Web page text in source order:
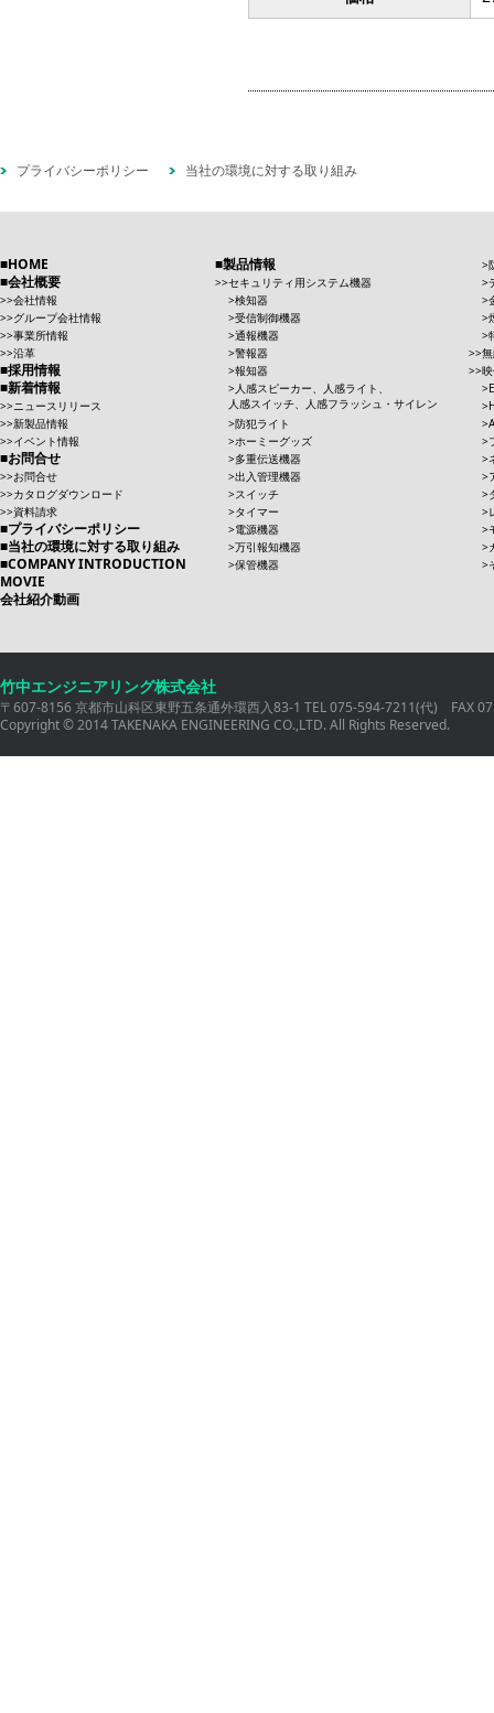
プライバシーポリシー 当社の環境に対する取り組み
HOME
会社概要
会社情報
グループ会社情報
事業所情報
沿革
採用情報
新着情報
ニュースリリース
新製品情報
イベント情報
お問合せ
お問合せ
カタログダウンロード
資料請求
プライバシーポリシー
当社の環境に対する取り組み
COMPANY INTRODUCTION
MOVIE
会社紹介動画
製品情報
セキュリティ用システム機器
検知器
受信制御機器
通報機器
警報器
報知器
人感スピーカー、人感ライト、
人感スイッチ、人感フラッシュ・サイレン
防犯ライト
ホーミーグッズ
多重伝送機器
出入管理機器
スイッチ
タイマー
電源機器
万引報知機器
保管機器
竹中エンジニアリング株式会社
〒607-8156 京都市山科区東野五条通外環西入83-1 TEL 075-594-7211(代) FAX
Copyright © 2014 TAKENAKA ENGINEERING CO.,LTD. All Rights Reserved.